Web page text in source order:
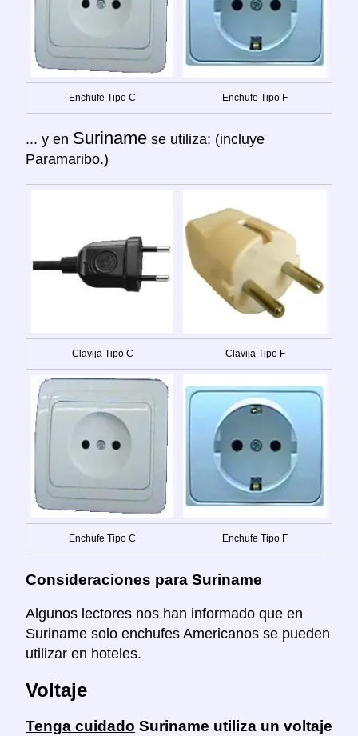
Enchufe Tipo C Enchufe Tipo F
... y en Suriname se utiliza: (incluye
Paramaribo.)
Clavija Tipo C Clavija Tipo F
Enchufe Tipo C Enchufe Tipo F
Consideraciones para Suriname
Algunos lectores nos han informado que en
Suriname solo enchufes Americanos se pueden
utilizar en hoteles.
Voltaje
Tenga cuidado Suriname utiliza un voltaje